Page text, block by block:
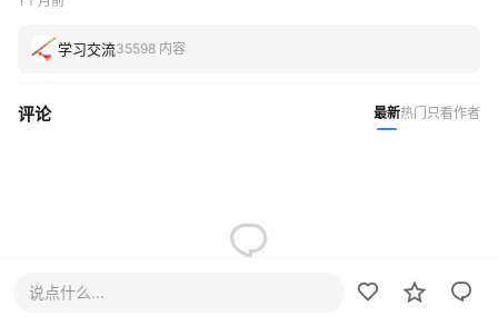
学习交流35598 内容
评论 最新热门 只看作者
说点什么...